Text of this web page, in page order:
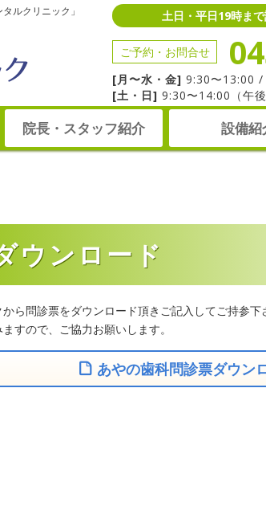
ルクリニック」 土日・平日19時ま
ご予約・お問合せ
[月〜水・金] 9:30〜13:00
[土・日] 9:30〜14:00（午
院長・スタッフ紹介 設備紹
ウンロード
ら問診票をダウンロード頂きご記入してご持参下
すので、ご協力お願いします。
あやの歯科問診票ダウン